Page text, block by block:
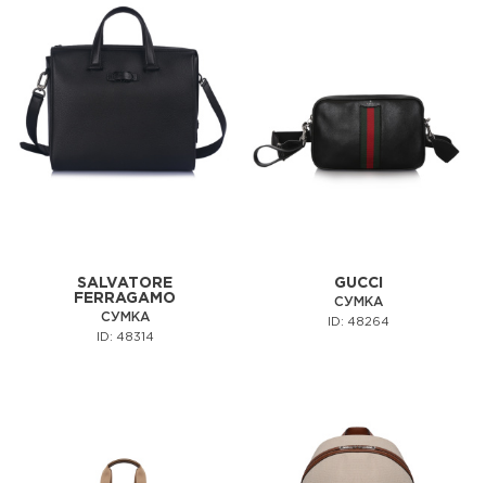
SALVATORE
FERRAGAMO
СУМКА
ID: 48314
GUCCI
СУМКА
ID: 48264